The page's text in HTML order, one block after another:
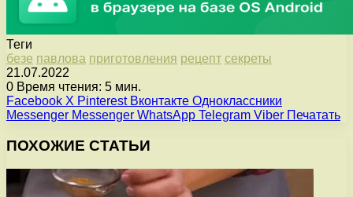
Теги
безе павлова приготовления рецепт секреты
21.07.2022
0 Время чтения: 5 мин.
Facebook X Pinterest Вконтакте Одноклассники
Messenger Messenger WhatsApp Telegram Viber Печатать
ПОХОЖИЕ СТАТЬИ